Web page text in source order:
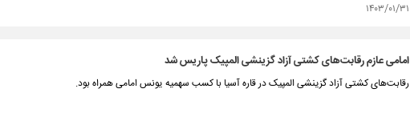
۱۴۰۳/۰۱/۳۱
امامی عازم رقابت‌های کشتی آزاد گزینشی المپیک پاریس شد
رقابت‌های کشتی آزاد گزینشی المپیک در قاره آسیا با کسب سهمیه یونس امامی همراه بود.